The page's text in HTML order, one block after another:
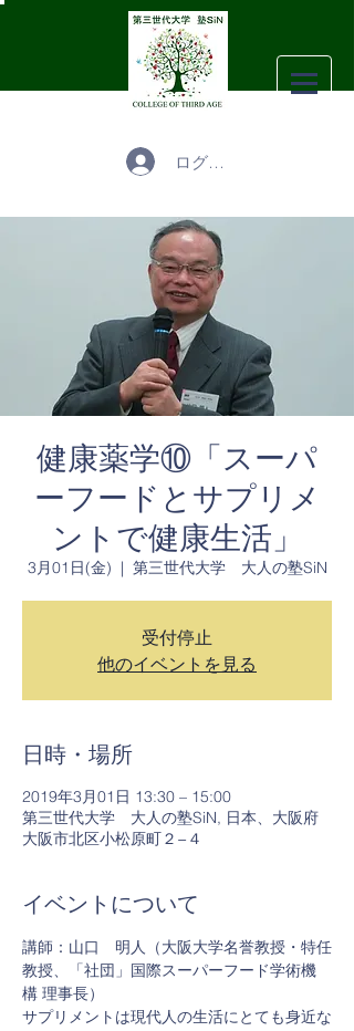
ログイン
健康薬学⑩「スーパ
ーフードとサプリメ
ントで健康生活」
3月01日(金)
  |
第三世代大学 大人の塾SiN
受付停止
他のイベントを見る
日時・場所
2019年3月01日 13:30 – 15:00
第三世代大学 大人の塾SiN, 日本、大阪府
大阪市北区小松原町２−４
イベントについて
講師：山口　明人（大阪大学名誉教授・特任
教授、「社団」国際スーパーフード学術機
構 理事長）
サプリメントは現代人の生活にとても身近な